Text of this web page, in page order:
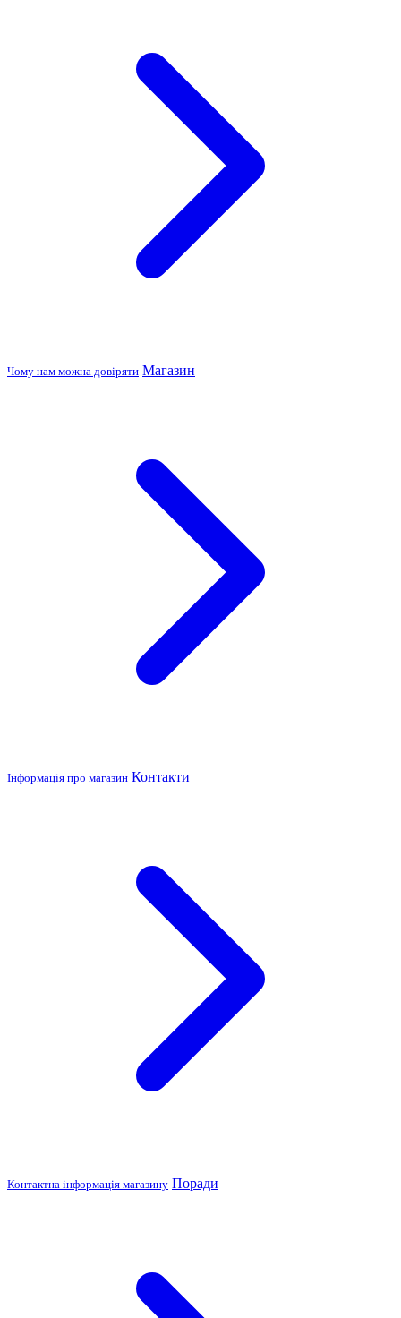
Чому нам можна довіряти Магазин
Інформація про магазин Контакти
Контактна інформація магазину Поради